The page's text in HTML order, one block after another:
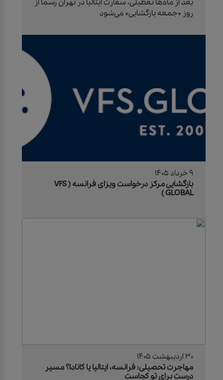
بعد از ماه‌ها تعطیلی، سفارت ایتالیا در تهران رسماً از
روز *جمعه بازگشایی* می‌شود
9 خرداد 1405
بازگشایی مرکز درخواست ویزای فرانسه ( VFS
GLOBAL )
30 اردیبهشت 1405
مهاجرت تحصیلی: فرانسه، ایتالیا یا کانادا؟ مسیر
درست برای تو کجاست